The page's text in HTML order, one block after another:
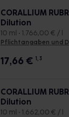
CORALLIUM
Dilution
10 ml • 1.766,00 € / l
Pflichtangaben und
17,66 € 1, 3
CORALLIUM
Dilution
10 ml • 1.662,00 € / l